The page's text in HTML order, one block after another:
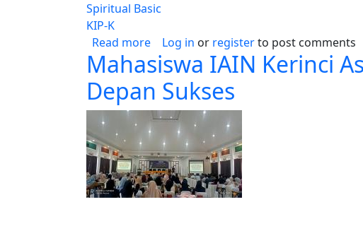
Spiritual Basic
KIP-K
Read moreabout Mahasiswa IAIN Kerinci Asah
Log in or registerto post comments
Mahasiswa IAIN Kerinci
Depan Sukses